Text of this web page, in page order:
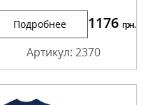
Подробнее 1176 грн.
Артикул: 2370